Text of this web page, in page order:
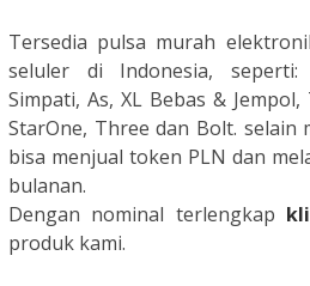
Tersedia pulsa murah
seluler di Indonesia,
Simpati, As, XL Bebas &
StarOne, Three dan Bolt. selain
bisa menjual token PLN dan
bulanan.
Dengan nominal terlengkap
produk kami.